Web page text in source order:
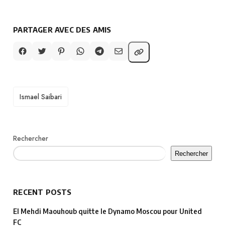
PARTAGER AVEC DES AMIS
TAGS
Ismael Saibari
Rechercher
Rechercher
RECENT POSTS
El Mehdi Maouhoub quitte le Dynamo Moscou pour United
FC